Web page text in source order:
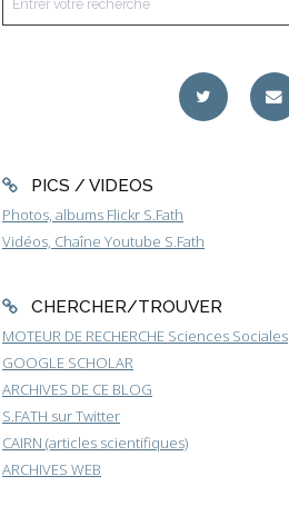
PICS / VIDEOS
Photos, albums Flickr S.Fath
Vidéos, Chaîne Youtube S.Fath
CHERCHER/TROUVER
MOTEUR DE RECHERCHE Sciences Sociales
GOOGLE SCHOLAR
ARCHIVES DE CE BLOG
S.FATH sur Twitter
CAIRN (articles scientifiques)
ARCHIVES WEB